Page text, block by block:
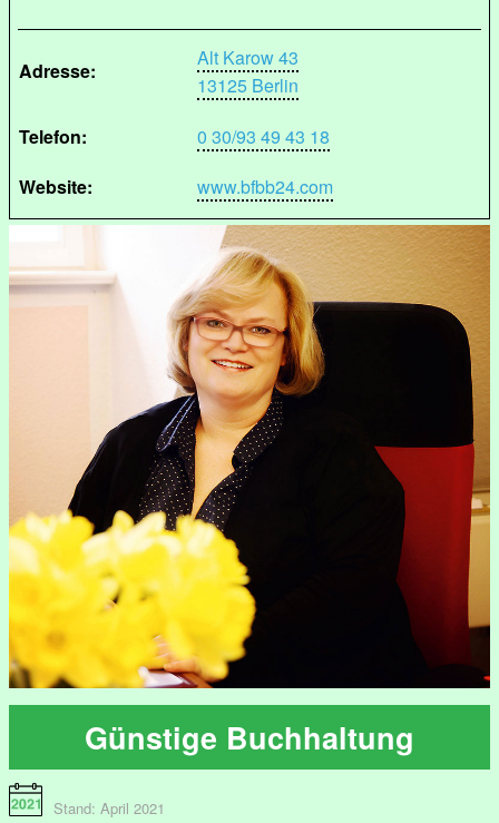
Adresse:
Alt Karow 43
13125 Berlin
Telefon:
0 30/93 49 43 18
Website:
www.bfbb24.com
Günstige Buchhaltung
Stand: April 2021